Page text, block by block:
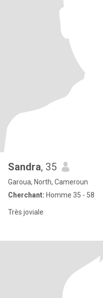
Sandra, 35
Garoua, North, Cameroun
Cherchant: Homme 35 - 58
Très joviale